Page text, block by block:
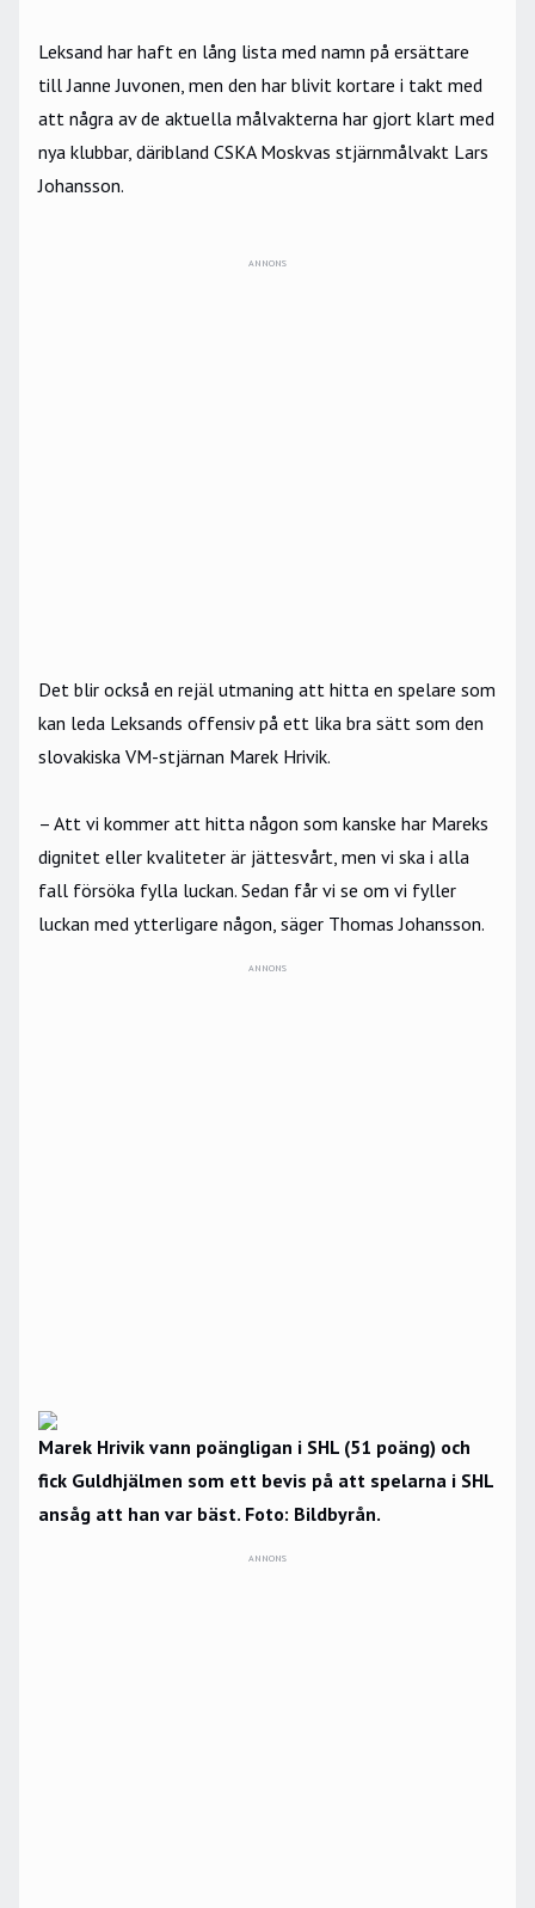
Leksand har haft en lång lista med namn på ersättare
till Janne Juvonen, men den har blivit kortare i takt med
att några av de aktuella målvakterna har gjort klart med
nya klubbar, däribland CSKA Moskvas stjärnmålvakt Lars
Johansson.
ANNONS
Det blir också en rejäl utmaning att hitta en spelare som
kan leda Leksands offensiv på ett lika bra sätt som den
slovakiska VM-stjärnan Marek Hrivik.
– Att vi kommer att hitta någon som kanske har Mareks
dignitet eller kvaliteter är jättesvårt, men vi ska i alla
fall försöka fylla luckan. Sedan får vi se om vi fyller
luckan med ytterligare någon, säger Thomas Johansson.
ANNONS
Marek Hrivik vann poängligan i SHL (51 poäng) och
fick Guldhjälmen som ett bevis på att spelarna i SHL
ansåg att han var bäst. Foto: Bildbyrån.
ANNONS